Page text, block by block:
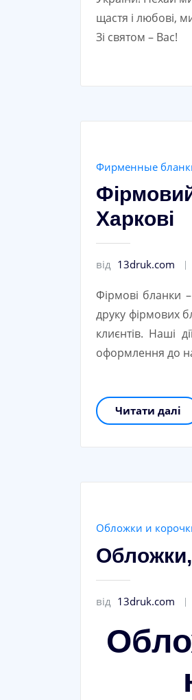
щастя і любові,
Зі святом – Вас!
Фирменные
Харкові
від 13druk.com
Фірмові бланки –
друку фірмових
клиєнтів. Наші
оформлення до
Читати далі
Обложки и
від 13druk.com